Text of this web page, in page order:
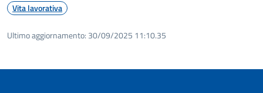
Vita lavorativa
Ultimo aggiornamento: 30/09/2025 11:10.35